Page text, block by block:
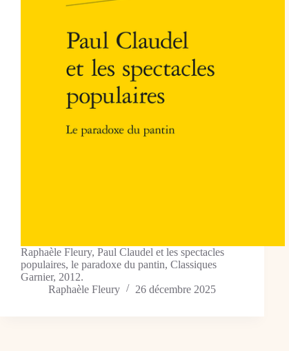
Raphaèle Fleury, Paul Claudel et les spectacles
populaires, le paradoxe du pantin, Classiques
Garnier, 2012.
Raphaèle Fleury
26 décembre 2025